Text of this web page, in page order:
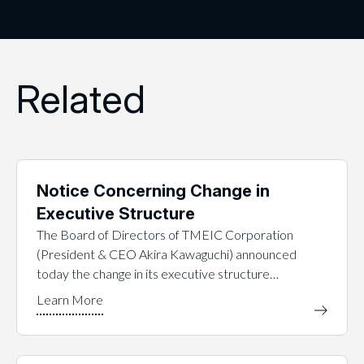
Related
Notice Concerning Change in
Executive Structure
The Board of Directors of TMEIC Corporation
(President & CEO Akira Kawaguchi) announced
today the change in its executive structure…